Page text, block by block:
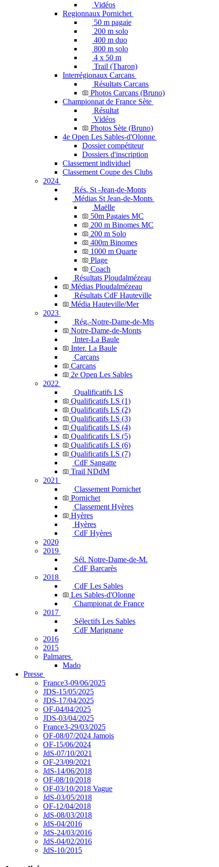
Vidéos
Regionnaux Pornichet
50 m pagaie
200 m solo
400 m duo
800 m solo
4 x 50 m
Trail (Tharon)
Interrégionaux Carcans
Résultats Carcans
Photos Carcans (Bruno)
Championnat de France Sète
Résultat
Vidéos
Photos Sète (Bruno)
4e Open Les Sables-d'Olonne
Dossier compétiteur
Dossiers d'inscription
Classement individuel
Classement Coupe des Clubs
2024
Rés. St -Jean-de-Monts
Médias St Jean-de-Monts
Maëlle
50m Pagaies MC
200 m Binomes MC
200 m Solo
400m Binomes
1000 m Quarte
Plage
Coach
Résultats Ploudalmézeau
Médias Ploudalmézeau
Résultats CdF Hauteville
Média Hauteville/Mer
2023
Rég.-Notre-Dame-de-Mts
Notre-Dame-de-Monts
Inter-La Baule
Inter. La Baule
Carcans
Carcans
2e Open Les Sables
2022
Qualificatifs LS
Qualificatifs LS (1)
Qualificatifs LS (2)
Qualificatifs LS (3)
Qualificatifs LS (4)
Qualificatifs LS (5)
Qualificatifs LS (6)
Qualificatifs LS (7)
CdF Sangatte
Trail NDdM
2021
Classement Pornichet
Pornichet
Classement Hyères
Hyères
Hyères
CdF Hyères
2020
2019
Sél. Notre-Dame-de-M.
CdF Barcarès
2018
CdF Les Sables
Les Sables-d'Olonne
Championat de France
2017
Sélectifs Les Sables
CdF Marignane
2016
2015
Palmares
Mado
Presse
France3-09/06/2025
JDS-15/05/2025
JDS-17/04/2025
OF-04/04/2025
JDS-03/04/2025
France3-29/03/2025
OF-08/07/2024 Jamois
OF-15/06/2024
JdS-07/10/2021
OF-23/09/2021
JdS-14/06/2018
OF-08/10/2018
OF-03/10/2018 Vague
JdS-03/05/2018
OF-12/04/2018
JdS-08/03/2018
JdS-04/2016
JdS-24/03/2016
JdS-04/02/2016
JdS-10/2015